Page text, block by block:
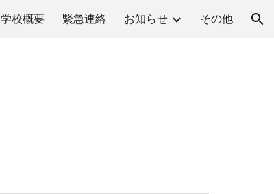
学校概要 緊急連絡 お知らせ その他